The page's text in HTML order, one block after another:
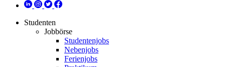
Studenten
Jobbörse
Studentenjobs
Nebenjobs
Ferienjobs